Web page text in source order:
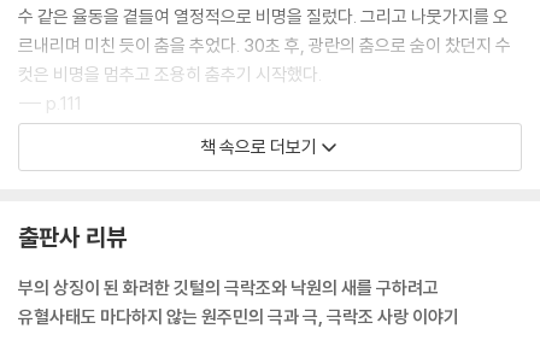
수 같은 율동을 곁들여 열정적으로 비명을 질렀다. 그리고 나뭇가지를 오
르내리며 미친 듯이 춤을 추었다. 30초 후, 광란의 춤으로 숨이 찼던지 수
컷은 비명을 멈추고 조용히 춤추기 시작했다.
--- p.111
우리는 다음날 아침 일찍 장비를 챙겨 숲으로 돌아왔다. 그러나 우리는 인
지 않았다. (…) 제프가 내 팔을 만졌을 때, 나는 그들을 한 번만 더 불러볼
까 말까 망설이고 있었다. “당신도 알다시피,” 그는 속삭였다. “저기 저 나
무에 암컷 바바코토가 숨어있다고 생각해봐요. 그 암컷은 무릎에 새끼를
안고 이렇게 말하고 있어요. ‘저곳에 있는 두 마리의 괴상한 동물들을 봐라.
책 속으로 더보기
출판사 리뷰
부의 상징이 된 화려한 깃털의 극락조와 낙원의 새를 구하려고
유혈사태도 마다하지 않는 원주민의 극과 극, 극락조 사랑 이야기